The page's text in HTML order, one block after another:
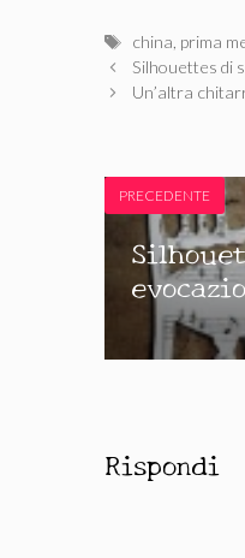
Tag
china prima
Silhouettes di
Un’altra
PRECEDENTE
Rispondi